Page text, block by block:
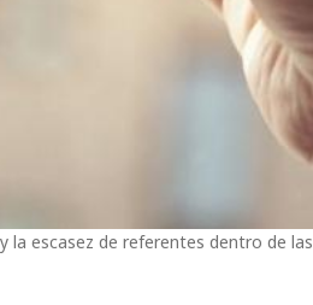
la escasez de referentes dentro de las